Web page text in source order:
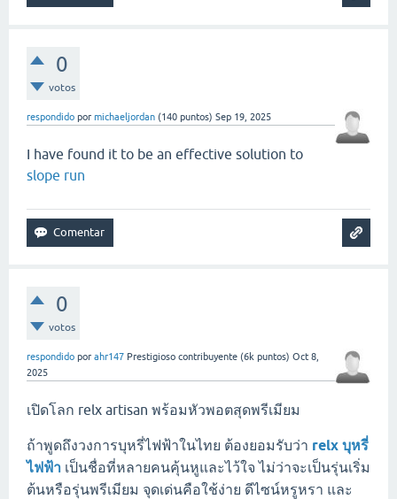
0
votos
respondido por michaeljordan (140 puntos) Sep 19, 2025
I have found it to be an effective solution to
slope run
0
votos
respondido por ahr147 Prestigioso contribuyente (6k puntos) Oct 8,
2025
เปิดโลก relx artisan พร้อมหัวพอตสุดพรีเมียม
ถ้าพูดถึงวงการบุหรี่ไฟฟ้าในไทย ต้องยอมรับว่า relx บุหรี่
ไฟฟ้า เป็นชื่อที่หลายคนคุ้นหูและไว้ใจ ไม่ว่าจะเป็นรุ่นเริ่ม
ต้นหรือรุ่นพรีเมียม จุดเด่นคือใช้ง่าย ดีไซน์หรูหรา และ